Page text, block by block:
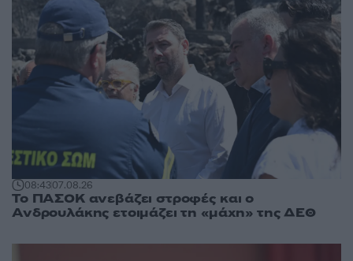
08:4307.08.26
Το ΠΑΣΟΚ ανεβάζει στροφές και ο
Ανδρουλάκης ετοιμάζει τη «μάχη» της ΔΕΘ